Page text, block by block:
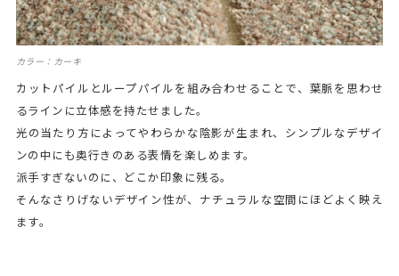
カラー：カーキ
カットパイルとループパイルを組み合わせることで、葉脈を思わせ
るラインに立体感を持たせました。
光の当たり方によってやわらかな陰影が生まれ、シンプルなデザイ
ンの中にも奥行きのある表情を楽しめます。
派手すぎないのに、どこか印象に残る。
そんなさりげないデザイン性が、ナチュラルな空間にほどよく映え
ます。